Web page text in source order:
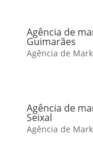
Agência de
Guimarães
Agência de
Agência de
Seixal
Agência de